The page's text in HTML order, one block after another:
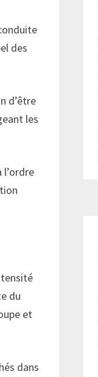
des
d’être
les
l’ordre
du
et
dans